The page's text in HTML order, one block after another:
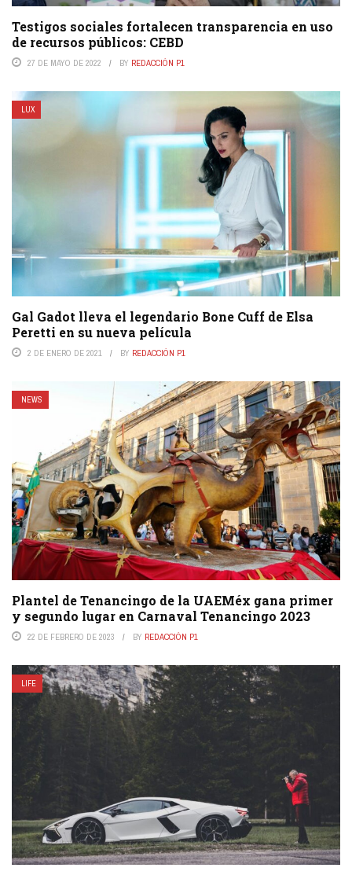
Testigos sociales fortalecen transparencia en uso
de recursos públicos: CEBD
27 DE MAYO DE 2022 BY REDACCIÓN P1
LUX
Gal Gadot lleva el legendario Bone Cuff de Elsa
Peretti en su nueva película
2 DE ENERO DE 2021 BY REDACCIÓN P1
NEWS
Plantel de Tenancingo de la UAEMéx gana primer
y segundo lugar en Carnaval Tenancingo 2023
22 DE FEBRERO DE 2023 BY REDACCIÓN P1
LIFE